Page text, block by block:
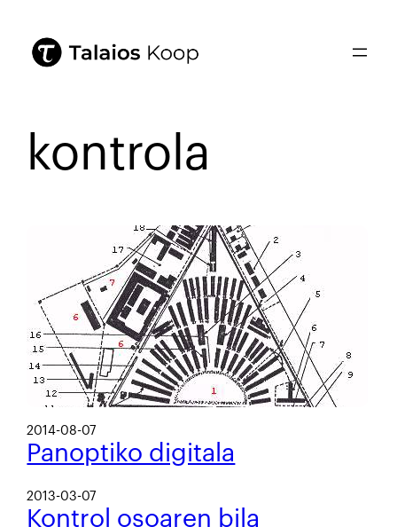
kontrola
2014-08-07
Panoptiko digitala
2013-03-07
Kontrol osoaren bila